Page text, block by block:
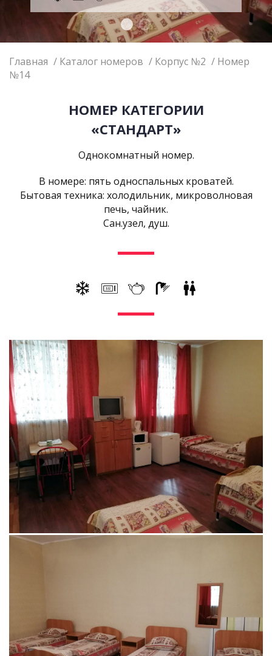
Главная Каталог номеров Корпус №2
Номер
№14
НОМЕР КАТЕГОРИИ
«СТАНДАРТ»
Однокомнатный номер.
В номере: пять односпальных кроватей.
Бытовая техника: холодильник, микроволновая
печь, чайник.
Сан.узел, душ.